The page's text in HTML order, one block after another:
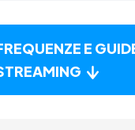
E